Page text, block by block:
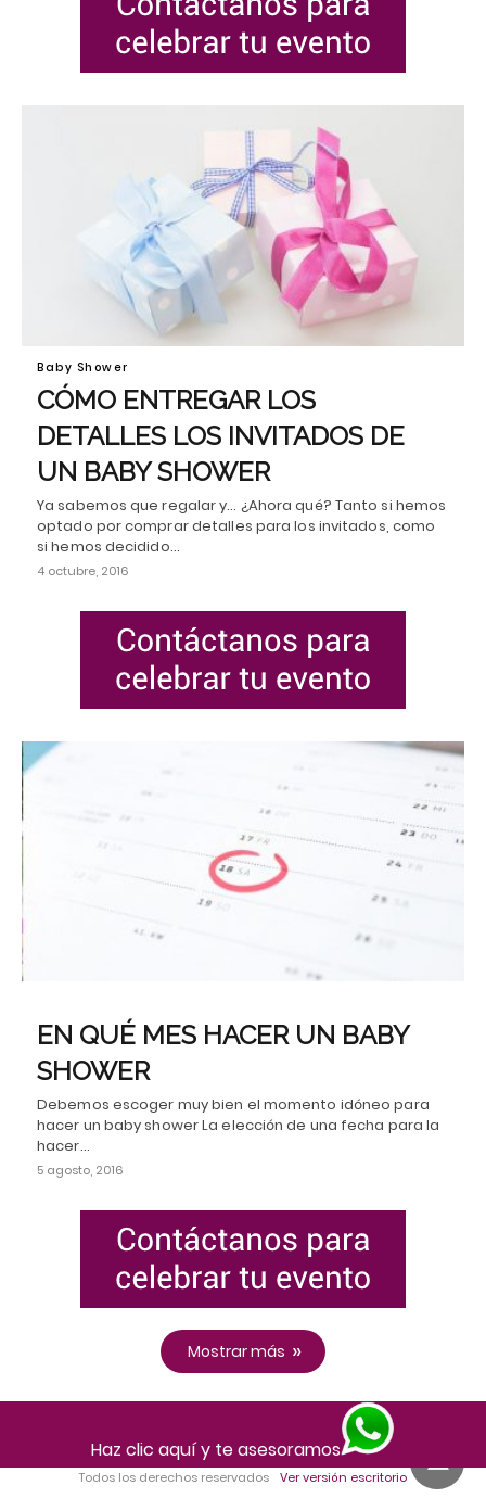
Baby Shower
CÓMO ENTREGAR LOS
DETALLES LOS INVITADOS DE
UN BABY SHOWER
Ya sabemos que regalar y… ¿Ahora qué? Tanto si hemos
optado por comprar detalles para los invitados, como
si hemos decidido…
4 octubre, 2016
EN QUÉ MES HACER UN BABY
SHOWER
Debemos escoger muy bien el momento idóneo para
hacer un baby shower La elección de una fecha para la
hacer…
5 agosto, 2016
Mostrar más
Todos los derechos reservados Ver versión escritorio
Haz clic aquí y te asesoramos